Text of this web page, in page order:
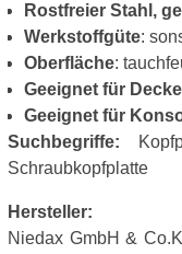
Rostfreier Stahl,
Werkstoffgüte:
Oberfläche:
Geeignet für
Geeignet für
Suchbegriffe:
Schraubkopfplatte
Hersteller:
Niedax GmbH &